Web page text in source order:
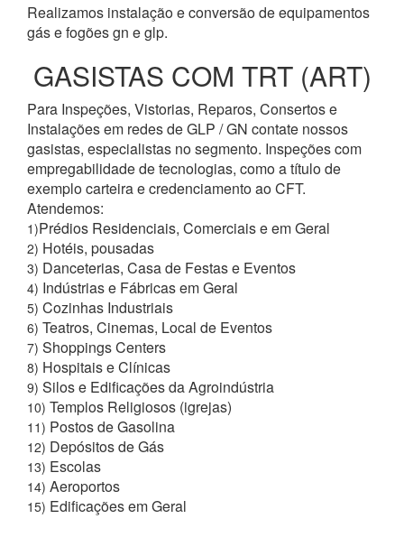
Realizamos instalação e conversão de equipamentos
gás e fogões gn e glp.
GASISTAS COM TRT (ART)
Para Inspeções, Vistorias, Reparos, Consertos e
Instalações em redes de GLP / GN contate nossos
gasistas, especialistas no segmento. Inspeções com
empregabilidade de tecnologias, como a título de
exemplo carteira e credenciamento ao CFT.
Atendemos:
1)Prédios Residenciais, Comerciais e em Geral
2) Hotéis, pousadas
3) Danceterias, Casa de Festas e Eventos
4) Indústrias e Fábricas em Geral
5) Cozinhas Industriais
6) Teatros, Cinemas, Local de Eventos
7) Shoppings Centers
8) Hospitais e Clínicas
9) Silos e Edificações da Agroindústria
10) Templos Religiosos (igrejas)
11) Postos de Gasolina
12) Depósitos de Gás
13) Escolas
14) Aeroportos
15) Edificações em Geral